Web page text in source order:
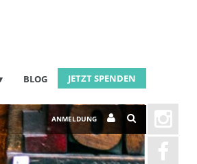
BLOG JETZT SPENDEN
ANMELDUNG